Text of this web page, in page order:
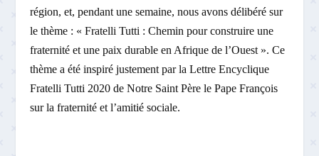
région, et, pendant une semaine, nous avons délibéré sur
le thème : « Fratelli Tutti : Chemin pour construire une
fraternité et une paix durable en Afrique de l’Ouest ». Ce
thème a été inspiré justement par la Lettre Encyclique
Fratelli Tutti 2020 de Notre Saint Père le Pape François
sur la fraternité et l’amitié sociale.